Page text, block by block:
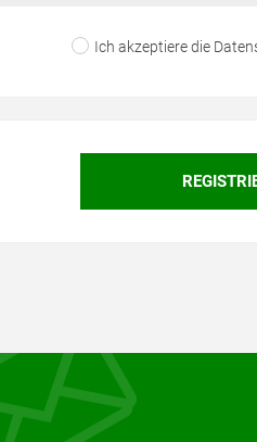
Ich akzeptiere die